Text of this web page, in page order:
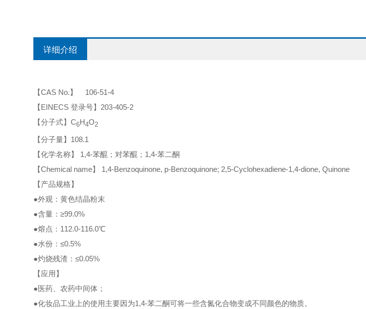
详细介绍
【CAS No.】 106-51-4
【EINECS 登录号】203-405-2
【分子式】C6H4O2
【分子量】108.1
【化学名称】 1,4-苯醌；对苯醌；1,4-苯二酮
【Chemical name】 1,4-Benzoquinone, p-Benzoquinone; 2,5-Cyclohexadiene-1,4-dione, Quinone
【产品规格】
●外观：黄色结晶粉末
●含量：≥99.0%
●熔点：112.0-116.0℃
●水份：≤0.5%
●灼烧残渣：≤0.05%
【应用】
●医药、农药中间体；
●化妆品工业上的使用主要因为1,4-苯二酮可将一些含氮化合物变成不同颜色的物质。